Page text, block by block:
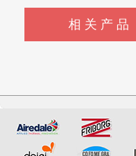
相关产品